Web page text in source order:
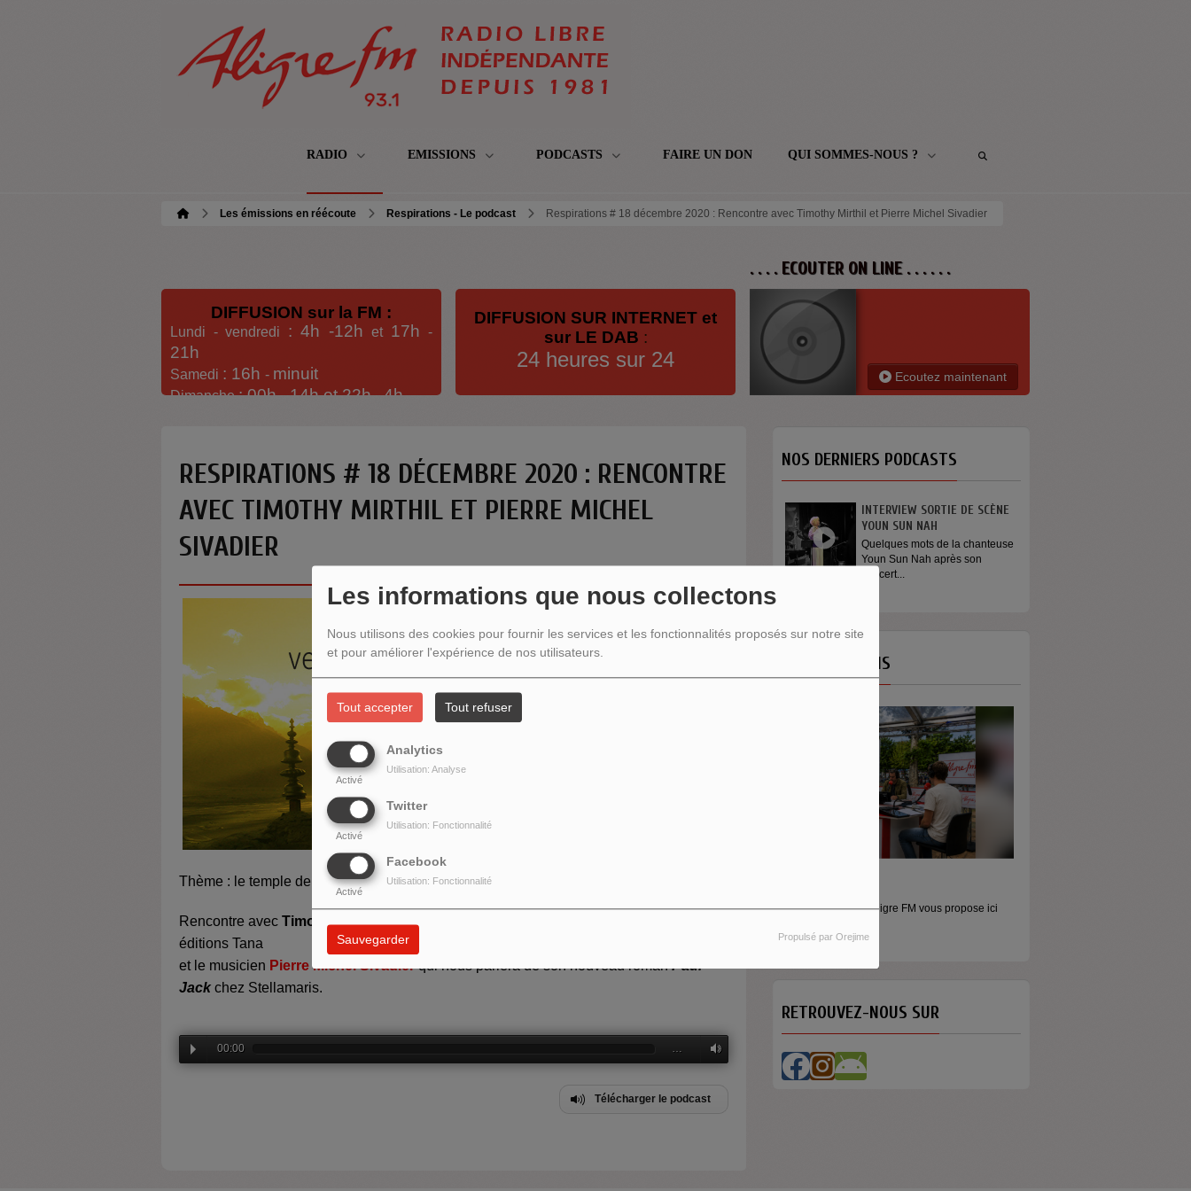
Les informations que nous collectons
Nous utilisons des cookies pour fournir les services et les fonctionnalités proposés sur notre site
et pour améliorer l'expérience de nos utilisateurs.
Tout accepter Tout refuser
Analytics
Activé
Utilisation: Analyse
Twitter
Activé
Utilisation: Fonctionnalité
Facebook
Activé
Utilisation: Fonctionnalité
Sauvegarder Propulsé par Orejime
RADIO EMISSIONS PODCASTS FAIRE UN DON QUI SOMMES-NOUS ?
Les émissions en réécoute Respirations - Le podcast Respirations # 18 décembre 2020 : Rencontre avec Timothy Mirthil et Pierre Michel Sivadier
DIFFUSION sur la FM :
Lundi - vendredi : 4h -12h et 17h -
21h
Samedi : 16h - minuit
Dimanche: 00h -14h et 22h-4h
DIFFUSION SUR INTERNET et
sur LE DAB :
24 heures sur 24
. . . . ECOUTER ON LINE . . . . . .
Ecoutez maintenant
RESPIRATIONS # 18 DÉCEMBRE 2020 : RENCONTRE
AVEC TIMOTHY MIRTHIL ET PIERRE MICHEL
SIVADIER
Thème : le temple de la respiration
Rencontre avec Timothy Mirthilpour la parution de son livre
éditions Tana
et le musicien Pierre Michel Sivadierqui nous parlera de son nouveau romanPaul
Jack chez Stellamaris.
00:00 …
Télécharger le podcast
NOS DERNIERS PODCASTS
INTERVIEW SORTIE DE SCÈNE
YOUN SUN NAH
Quelques mots de la chanteuse
Youn Sun Nah après son
concert...
NOS ÉMISSIONS
Micros baladeurs Aligre FM vous propose ici
RETROUVEZ-NOUS SUR